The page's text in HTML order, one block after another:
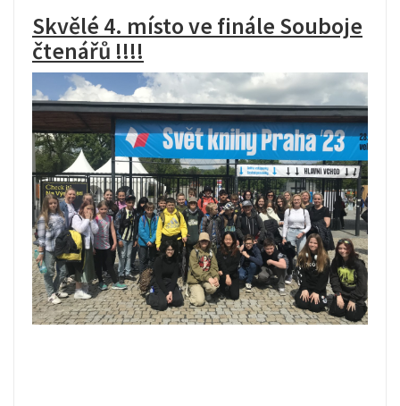
Skvělé 4. místo ve finále Souboje
čtenářů !!!!